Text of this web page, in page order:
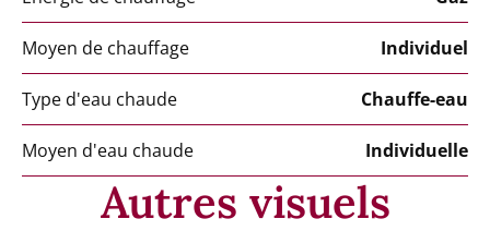
Moyen de chauffage Individuel
Type d'eau chaude Chauffe-eau
Moyen d'eau chaude Individuelle
Autres visuels